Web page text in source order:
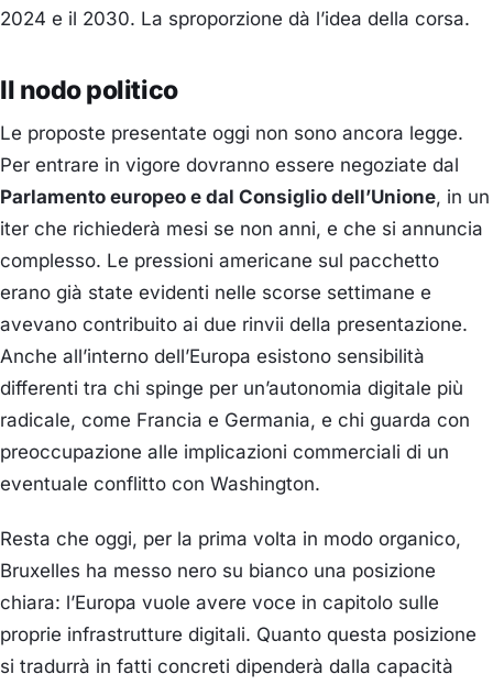
2024 e il 2030. La sproporzione dà l’idea della corsa.
Il nodo politico
Le proposte presentate oggi non sono ancora legge.
Per entrare in vigore dovranno essere negoziate dal
Parlamento europeo e dal Consiglio dell’Unione, in un
iter che richiederà mesi se non anni, e che si annuncia
complesso. Le pressioni americane sul pacchetto
erano già state evidenti nelle scorse settimane e
avevano contribuito ai due rinvii della presentazione.
Anche all’interno dell’Europa esistono sensibilità
differenti tra chi spinge per un’autonomia digitale più
radicale, come Francia e Germania, e chi guarda con
preoccupazione alle implicazioni commerciali di un
eventuale conflitto con Washington.
Resta che oggi, per la prima volta in modo organico,
Bruxelles ha messo nero su bianco una posizione
chiara: l’Europa vuole avere voce in capitolo sulle
proprie infrastrutture digitali. Quanto questa posizione
si tradurrà in fatti concreti dipenderà dalla capacità